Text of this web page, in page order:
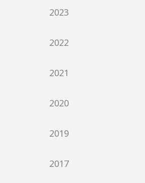
2023
2022
2021
2020
2019
2017